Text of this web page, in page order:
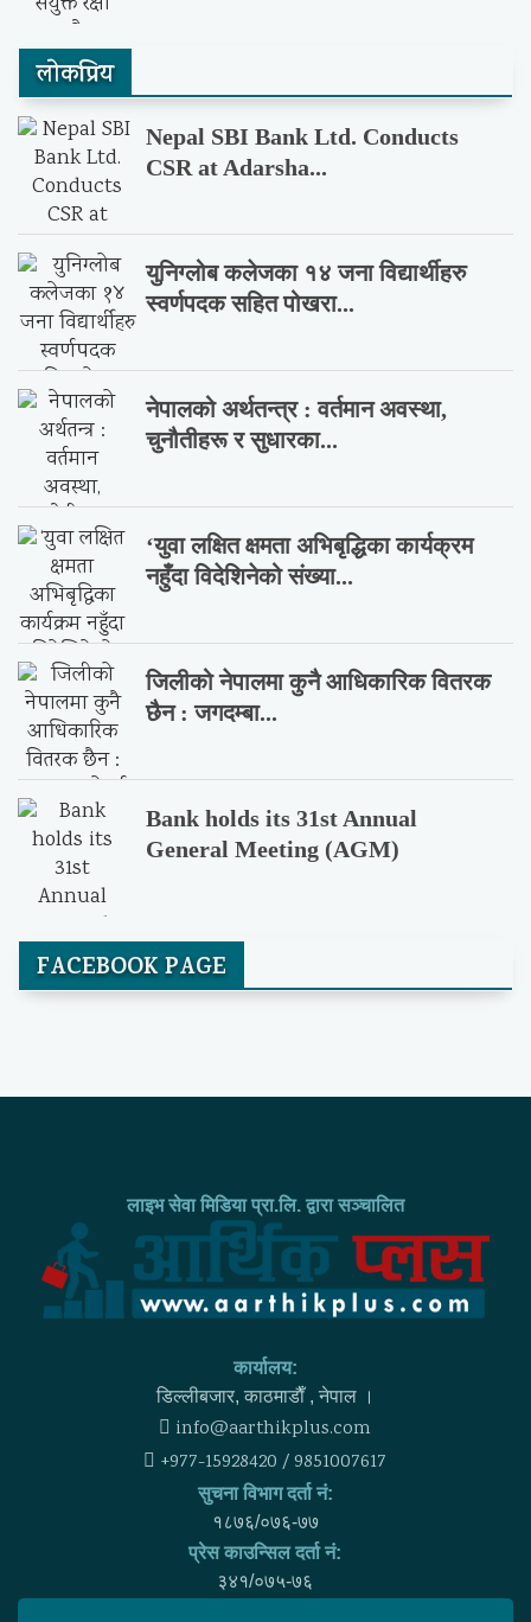
लाेकप्रिय
Nepal SBI Bank Ltd. Conducts
CSR at Adarsha...
युनिग्लोब कलेजका १४ जना विद्यार्थीहरु
स्वर्णपदक सहित पोखरा...
नेपालको अर्थतन्त्र : वर्तमान अवस्था,
चुनौतीहरू र सुधारका...
‘युवा लक्षित क्षमता अभिबृद्धिका कार्यक्रम
नहुँदा विदेशिनेको संख्या...
जिलीको नेपालमा कुनै आधिकारिक वितरक
छैन : जगदम्बा...
Bank holds its 31st Annual
General Meeting (AGM)
FACEBOOK PAGE
लाइभ सेवा मिडिया प्रा.लि. द्वारा सञ्चालित
कार्यालय:
डिल्लीबजार, काठमाडाैँ , नेपाल ।
info@aarthikplus.com
+977-15928420 / 9851007617
सुचना विभाग दर्ता नं:
१८७६/०७६-७७
प्रेस काउन्सिल दर्ता नं:
३४१/०७५-७६